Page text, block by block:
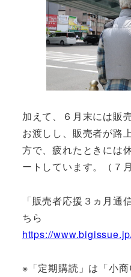
加えて、６月末には販
お渡しし、販売者が路
方で、疲れたときには
ートしています。（７
「販売者応援３ヵ月通
ちら
https://
※「定期購読」は「小